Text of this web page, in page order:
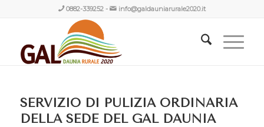
0882-339252- info@galdauniarurale2020.it
SERVIZIO DI PULIZIA ORDINARIA
DELLA SEDE DEL GAL DAUNIA